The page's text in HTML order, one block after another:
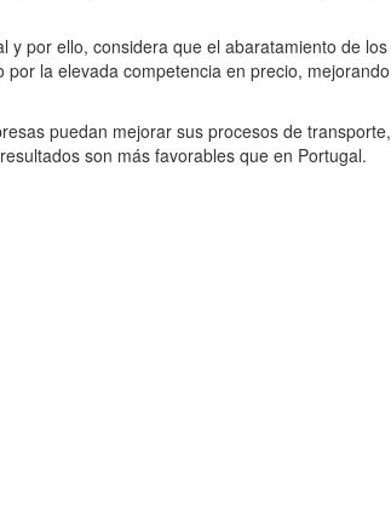
y por ello, considera que el abaratamiento de los
la elevada competencia en precio, mejorando
puedan mejorar sus procesos de transporte,
son más favorables que en Portugal.